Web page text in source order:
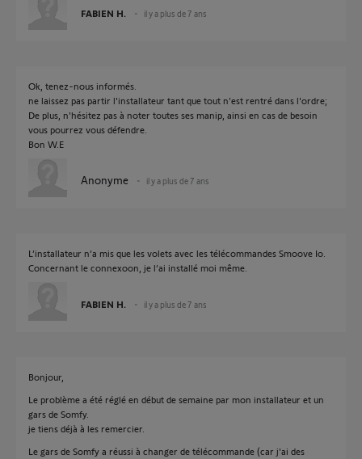
FABIEN H. il y a plus de 7 ans
Ok, tenez-nous informés.
ne laissez pas partir l'installateur tant que tout n'est rentré dans l'ordre;
De plus, n'hésitez pas à noter toutes ses manip, ainsi en cas de besoin
vous pourrez vous défendre.
Bon W.E
Anonyme il y a plus de 7 ans
L’installateur n’a mis que les volets avec les télécommandes Smoove Io.
Concernant le connexoon, je l’ai installé moi même.
FABIEN H. il y a plus de 7 ans
Bonjour,
Le problème a été réglé en début de semaine par mon installateur et un
gars de Somfy.
je tiens déjà à les remercier.
Le gars de Somfy a réussi à changer de télécommande (car j'ai des